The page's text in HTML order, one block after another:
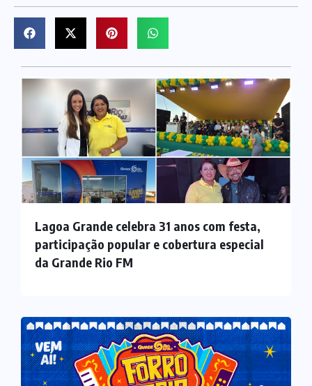
Lagoa Grande celebra 31 anos com festa,
participação popular e cobertura especial
da Grande Rio FM